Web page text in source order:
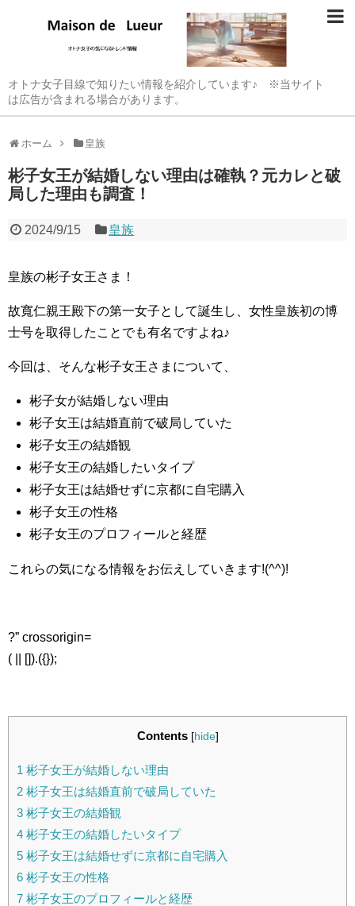
オトナ女子目線で知りたい情報を紹介しています♪ ※当サイト
は広告が含まれる場合があります。
ホーム 皇族
彬子女王が結婚しない理由は確執？元カレと破
局した理由も調査！
2024/9/15 皇族
皇族の彬子女王さま！
故寬仁親王殿下の第一女子として誕生し、女性皇族初の博
士号を取得したことでも有名ですよね♪
今回は、そんな彬子女王さまについて、
彬子女が結婚しない理由
彬子女王は結婚直前で破局していた
彬子女王の結婚観
彬子女王の結婚したいタイプ
彬子女王は結婚せずに京都に自宅購入
彬子女王の性格
彬子女王のプロフィールと経歴
これらの気になる情報をお伝えしていきます!(^^)!
?” crossorigin=
( || []).({});
Contents [hide]
1 彬子女王が結婚しない理由
2 彬子女王は結婚直前で破局していた
3 彬子女王の結婚観
4 彬子女王の結婚したいタイプ
5 彬子女王は結婚せずに京都に自宅購入
6 彬子女王の性格
7 彬子女王のプロフィールと経歴